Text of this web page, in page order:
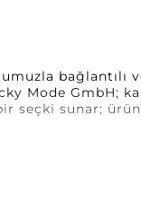
bağlantılı
Mode GmbH;
seçki sunar; ürün
üzere